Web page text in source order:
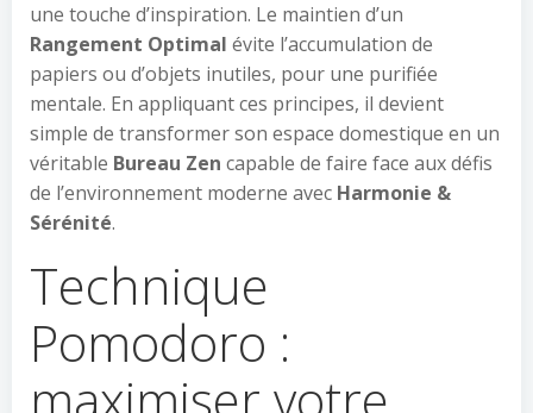
une touche d’inspiration. Le maintien d’un
Rangement Optimal évite l’accumulation de
papiers ou d’objets inutiles, pour une purifiée
mentale. En appliquant ces principes, il devient
simple de transformer son espace domestique en un
véritable Bureau Zen capable de faire face aux défis
de l’environnement moderne avec Harmonie &
Sérénité.
Technique
Pomodoro :
maximiser votre